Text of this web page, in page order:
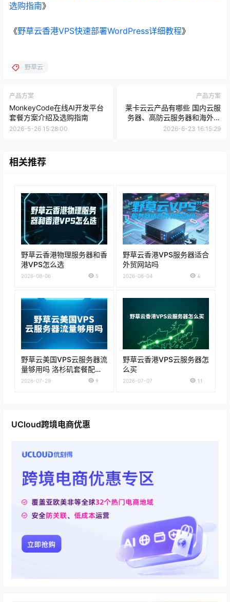
选购指南》
《野草云香港VPS快速部署WordPress详细教程》
野草云
产品方案
MonkeyCode在线AI开发平台
套餐方案介绍及选购指南
2026-5-26 15:28:00
产品方案
莱卡云云产品有哪些 国内云服
务器、高防云服务器和海外云
服务器怎么选
2026-6-23 16:15:29
相关推荐
野草云香港物理服务器和香
港VPS怎么选
2026-08-06 5
野草云香港VPS服务器适合
外贸网站吗
2026-08-04 4
野草云美国VPS云服务器流
量够用吗 洛杉矶套餐配置
和购买建议
2026-07-29 9
野草云香港VPS云服务器怎
么买
2026-07-07 11
UCloud跨境电商优惠